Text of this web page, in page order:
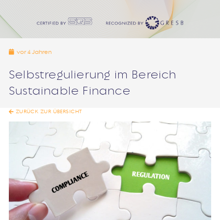
vor 4 Jahren
Selbstregulierung im Bereich
Sustainable Finance
ZURÜCK ZUR ÜBERSICHT